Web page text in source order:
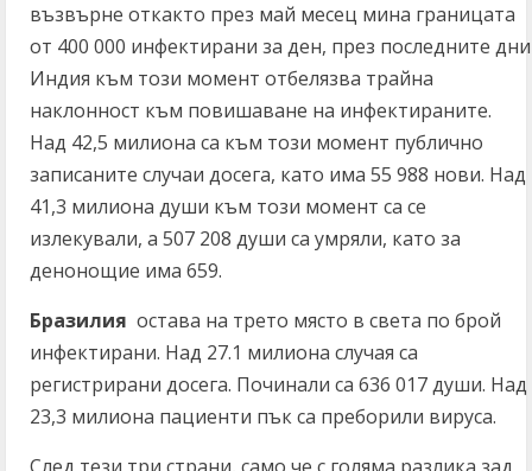
възвърне откакто през май месец мина границата
от 400 000 инфектирани за ден, през последните дни
Индия към този момент отбелязва трайна
наклонност към повишаване на инфектираните.
Над 42,5 милиона са към този момент публично
записаните случаи досега, като има 55 988 нови. Над
41,3 милиона души към този момент са се
излекували, а 507 208 души са умряли, като за
денонощие има 659.
Бразилия остава на трето място в света по брой
инфектирани. Над 27.1 милиона случая са
регистрирани досега. Починали са 636 017 души. Над
23,3 милиона пациенти пък са преборили вируса.